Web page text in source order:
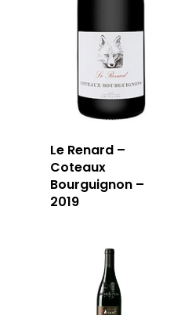
Le Renard –
Coteaux
Bourguignon –
2019